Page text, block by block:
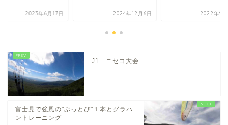
2023年6月17日 2024年12月6日 2022年9
J1 ニセコ大会
富士見で強風の"ぶっとび"１本とグラハ
ントレーニング